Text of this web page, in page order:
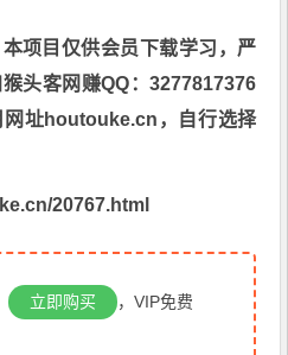
项目仅供会员下载学习，严
头客网赚QQ：3277817376
址houtouke.cn，自行选择
20767.html
立即购买 ，VIP免费